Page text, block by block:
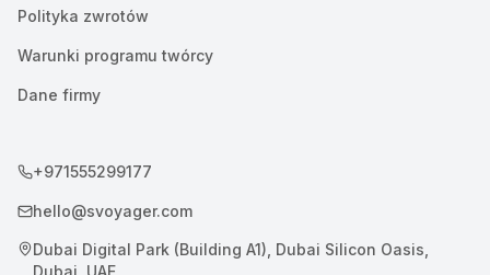
Polityka zwrotów
Warunki programu twórcy
Dane firmy
+971555299177
hello@svoyager.com
Dubai Digital Park (Building A1), Dubai Silicon Oasis,
Dubai, UAE